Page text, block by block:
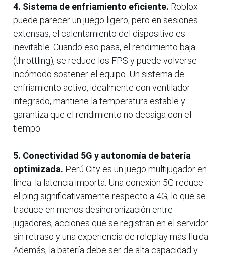
4. Sistema de enfriamiento eficiente. Roblox
puede parecer un juego ligero, pero en sesiones
extensas, el calentamiento del dispositivo es
inevitable. Cuando eso pasa, el rendimiento baja
(throttling), se reduce los FPS y puede volverse
incómodo sostener el equipo. Un sistema de
enfriamiento activo, idealmente con ventilador
integrado, mantiene la temperatura estable y
garantiza que el rendimiento no decaiga con el
tiempo.
5. Conectividad 5G y autonomía de batería
optimizada. Perú City es un juego multijugador en
línea: la latencia importa. Una conexión 5G reduce
el ping significativamente respecto a 4G, lo que se
traduce en menos desincronización entre
jugadores, acciones que se registran en el servidor
sin retraso y una experiencia de roleplay más fluida.
Además, la batería debe ser de alta capacidad y